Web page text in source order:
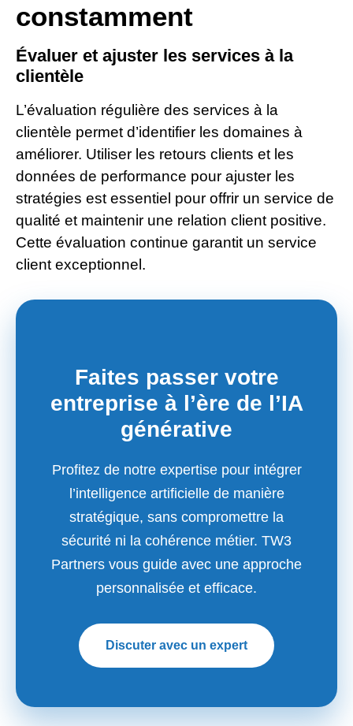
constamment
Évaluer et ajuster les services à la
clientèle
L’évaluation régulière des services à la
clientèle permet d’identifier les domaines à
améliorer. Utiliser les retours clients et les
données de performance pour ajuster les
stratégies est essentiel pour offrir un service de
qualité et maintenir une relation client positive.
Cette évaluation continue garantit un service
client exceptionnel.
Faites passer votre
entreprise à l’ère de l’IA
générative
Profitez de notre expertise pour intégrer
l’intelligence artificielle de manière
stratégique, sans compromettre la
sécurité ni la cohérence métier. TW3
Partners vous guide avec une approche
personnalisée et efficace.
Discuter avec un expert